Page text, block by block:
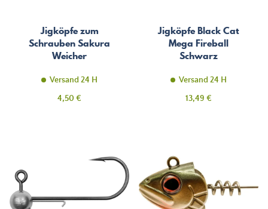
Jigköpfe zum
Schrauben Sakura
Weicher
Versand 24 H
Preis
4,50 €
Jigköpfe Black Cat
Mega Fireball
Schwarz
Versand 24 H
Preis
13,49 €